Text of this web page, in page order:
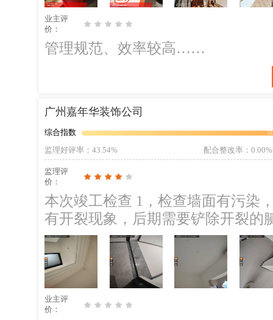
4、门窗边油漆局部有些破损流坠
裂。；整改建议：需要修补腻子油
补。 5、客厅柜子柜板存在一处破损，需要注意调整处理。大门拉手破损，需
业主评
价：
管理规范、效率较高……
广州嘉年华装饰公司
综合指数
监理好评率 ：43.54% 配合整改率：0.00%
监理评
价：
本次竣工检查 1，检查墙面有污染，需要油漆修
有开裂现象，后期需要铲除开裂的腻子，重新
室内通风3个月左右，空气检测合格后入住 2、室内可以种些绿
作用可对甲
业主评
价：